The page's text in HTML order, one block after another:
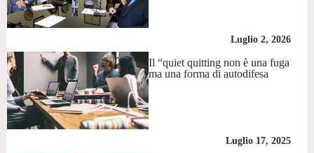
Luglio 2, 2026
Il “quiet quitting non è una fuga
ma una forma di autodifesa
Luglio 17, 2025